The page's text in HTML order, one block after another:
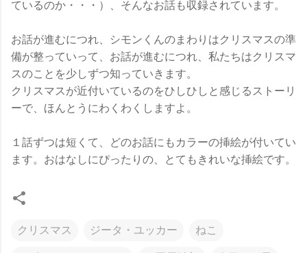
ているのか・・・）、そんなお話も収録されています。
お話が進むにつれ、シモンくんのまわりはクリスマスの準
備が整っていって、お話が進むにつれ、私たちはクリスマ
スのことを少しずつ知っていきます。
クリスマスが近付いているのをひしひしと感じるストーリ
ーで、ほんとうにわくわくしますよ。
１話ずつは短くて、どのお話にもカラーの挿絵が付いてい
ます。おはなしにぴったりの、とてもきれいな挿絵です。
クリスマス ジータ・ユッカー ねこ